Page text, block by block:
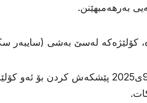
بەرهەمبهێنن.
كۆلێژەكە لەسێ بەشی (سایبەر
هەروەها، لەئەمڕۆوە 29ی9ی2025